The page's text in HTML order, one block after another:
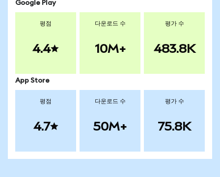
Google Play
평점
4.4
다운로드 수
10M+
평가 수
483.8K
App Store
평점
4.7
다운로드 수
50M+
평가 수
75.8K